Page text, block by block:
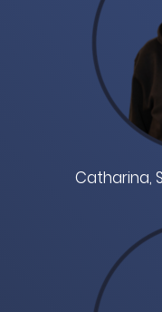
Catharina,